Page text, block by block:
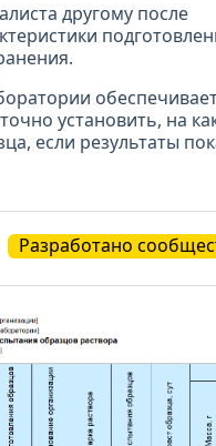
другому после
установить, на
если результаты
Разработано